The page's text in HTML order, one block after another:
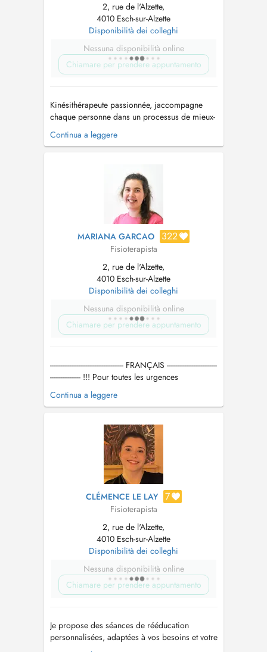
2, rue de l'Alzette,
4010 Esch-sur-Alzette
Disponibilità dei colleghi
Nessuna disponibilità online
Chiamare per prendere appuntamento
Kinésithérapeute passionnée, jaccompagne
chaque personne dans un processus de mieux-
être global, en alliant expertise du corps,
raisonnement clinique et écoute attentive de
précis, évaluation des douleurs, de la post...
Continua a leggere
MARIANA GARCAO 322
Fisioterapista
2, rue de l'Alzette,
4010 Esch-sur-Alzette
Disponibilità dei colleghi
Nessuna disponibilità online
Chiamare per prendere appuntamento
----------------------------------------- FRANÇAIS ----------------------------
----------------- !!! Pour toutes les urgences
pédiatriques, les rdv (cabinet ou à domicile),
ou si vous ne trouvez pas de disponibilités en
+352 691 344 380 !!! Je suis u...
Continua a leggere
CLÉMENCE LE LAY 7
Fisioterapista
2, rue de l'Alzette,
4010 Esch-sur-Alzette
Disponibilità dei colleghi
Nessuna disponibilità online
Chiamare per prendere appuntamento
Je propose des séances de rééducation
personnalisées, adaptées à vos besoins et votre
rythme, pour vous aider à retrouver confort,